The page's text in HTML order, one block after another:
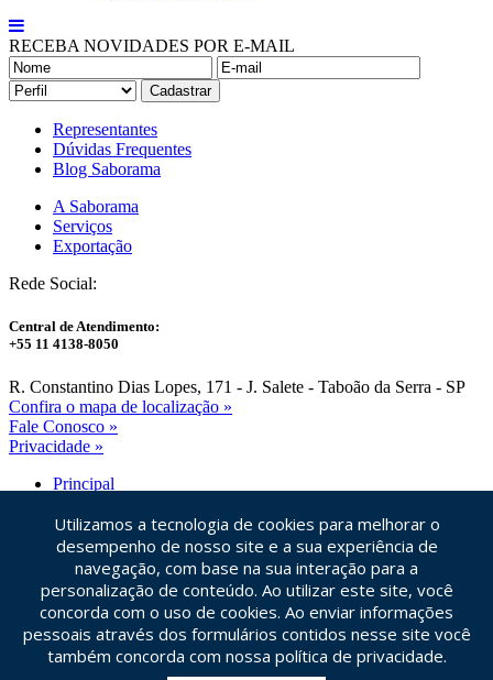
Utilizamos a tecnologia de cookies para melhorar o
desempenho de nosso site e a sua experiência de
navegação, com base na sua interação para a
personalização de conteúdo. Ao utilizar este site, você
concorda com o uso de cookies. Ao enviar informações
pessoais através dos formulários contidos nesse site você
também concorda com nossa política de privacidade.
RECEBA NOVIDADES POR E-MAIL
Representantes
Dúvidas Frequentes
Blog Saborama
A Saborama
Serviços
Exportação
Rede Social:
Central de Atendimento:
+55 11 4138-8050
R. Constantino Dias Lopes, 171 - J. Salete - Taboão da Serra - SP
Confira o mapa de localização »
Fale Conosco »
Privacidade »
Principal
Blog Saborama
Facebook
Central de Atendimento
+55 11 4138-8050